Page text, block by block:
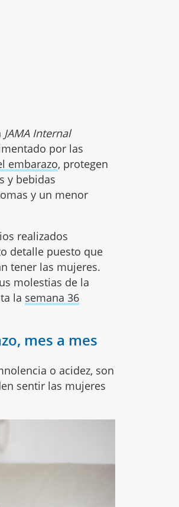
JAMA Internal
por las
embarazo, protegen
y bebidas
y un menor
realizados
detalle puesto que
tener las mujeres.
molestias de la
la semana 36
mes a mes
o acidez, son
sentir las mujeres